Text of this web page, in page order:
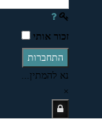
זכור אותי
התחברות
נא להמתין...
×